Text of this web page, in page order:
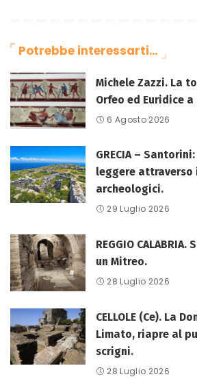
Potrebbe interessarti…
Michele Zazzi. La
Orfeo ed Euridice a
6 Agosto 2026
GRECIA –
leggere attraverso
archeologici.
29 Luglio 2026
REGGIO
un Mitreo.
28 Luglio 2026
CELLOLE (Ce). La
Limato, riapre al
scrigni.
28 Luglio 2026